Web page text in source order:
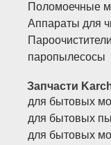
Поломоечные
Аппараты для
паропылесосы
Запчасти
для бытовых
для бытовых
для бытовых